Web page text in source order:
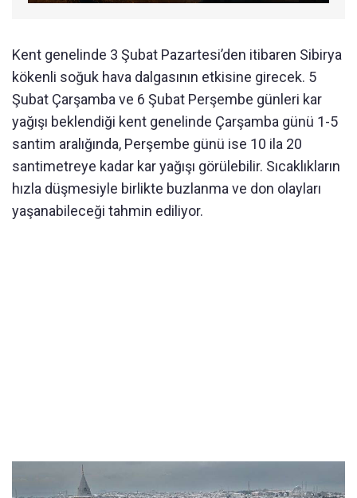
Kent genelinde 3 Şubat Pazartesi’den itibaren Sibirya
kökenli soğuk hava dalgasının etkisine girecek. 5
Şubat Çarşamba ve 6 Şubat Perşembe günleri kar
yağışı beklendiği kent genelinde Çarşamba günü 1-5
santim aralığında, Perşembe günü ise 10 ila 20
santimetreye kadar kar yağışı görülebilir. Sıcaklıkların
hızla düşmesiyle birlikte buzlanma ve don olayları
yaşanabileceği tahmin ediliyor.